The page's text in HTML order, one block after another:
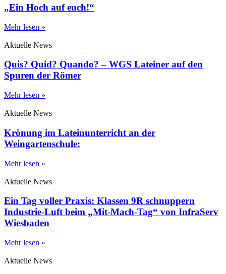
„Ein Hoch auf euch!“
Mehr lesen »
Aktuelle News
Quis? Quid? Quando? – WGS Lateiner auf den
Spuren der Römer
Mehr lesen »
Aktuelle News
Krönung im Lateinunterricht an der
Weingartenschule:
Mehr lesen »
Aktuelle News
Ein Tag voller Praxis: Klassen 9R schnuppern
Industrie-Luft beim „Mit-Mach-Tag“ von InfraServ
Wiesbaden
Mehr lesen »
Aktuelle News